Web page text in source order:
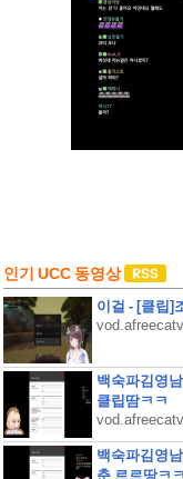
인기 UCC 동영상
이걸 - [클립]
백숙파김영
클립땀ㅋㅋ
백숙파김영
춘 르르땅ㅋ